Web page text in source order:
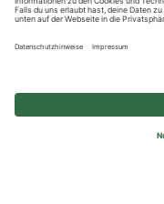
© 2026